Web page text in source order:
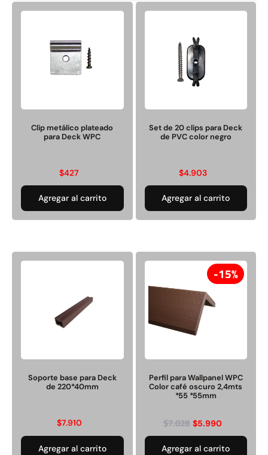
Clip metálico plateado
para Deck WPC
$427
Agregar al carrito
Set de 20 clips para Deck
de PVC color negro
$4.903
Agregar al carrito
Soporte base para Deck
de 220*40mm
$7.910
Agregar al carrito
15%
Perfil para Wallpanel WPC
Color café oscuro 2,4mts
*55 *55mm
$7.028 $5.990
Agregar al carrito
Rampa Móvil Hidráulica
carga 10ton
$11.790.000
Juego Modular 35
QplayGround
Leer más
Juego Modular 40
$4.859.984
50%
Juego Modular 25
$9.558.557
$4.790.000
Agregar al carrito